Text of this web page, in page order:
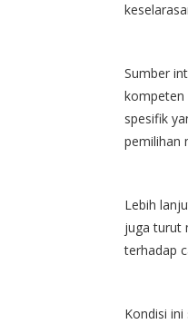
Sumber
kompeten
spesifik
pemilihan
Lebih
juga turut
terhadap
Kondisi